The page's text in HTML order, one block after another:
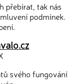
přebírat, tak nás
podmínek.
svého fungování